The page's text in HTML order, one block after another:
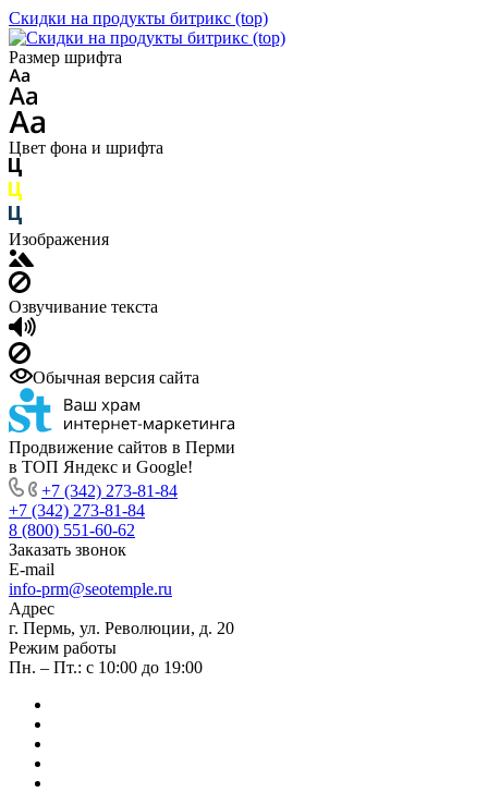
Скидки на продукты битрикс (top)
Размер шрифта
Цвет фона и шрифта
Изображения
Озвучивание текста
Обычная версия сайта
Продвижение сайтов в Перми
в ТОП Яндекс и Google!
+7 (342) 273-81-84
+7 (342) 273-81-84
8 (800) 551-60-62
Заказать звонок
E-mail
info-prm@seotemple.ru
Адрес
г. Пермь, ул. Революции, д. 20
Режим работы
Пн. – Пт.: с 10:00 до 19:00